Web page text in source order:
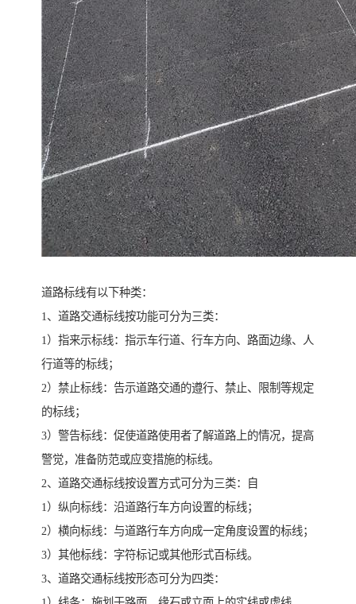
道路标线有以下种类：
1、道路交通标线按功能可分为三类：
1）指来示标线：指示车行道、行车方向、路面边缘、人
行道等的标线；
2）禁止标线：告示道路交通的遵行、禁止、限制等规定
的标线；
3）警告标线：促使道路使用者了解道路上的情况，提高
警觉，准备防范或应变措施的标线。
2、道路交通标线按设置方式可分为三类：自
1）纵向标线：沿道路行车方向设置的标线；
2）横向标线：与道路行车方向成一定角度设置的标线；
3）其他标线：字符标记或其他形式百标线。
3、道路交通标线按形态可分为四类：